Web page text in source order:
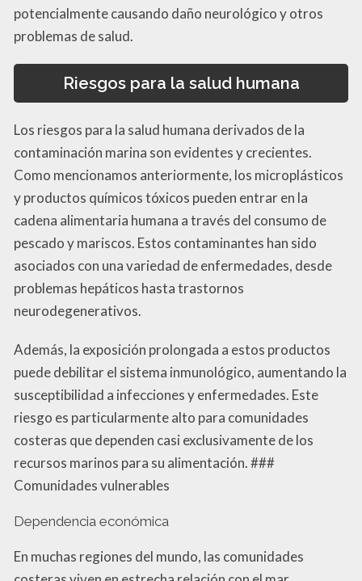
potencialmente causando daño neurológico y otros
problemas de salud.
Riesgos para la salud humana
Los riesgos para la salud humana derivados de la
contaminación marina son evidentes y crecientes.
Como mencionamos anteriormente, los microplásticos
y productos químicos tóxicos pueden entrar en la
cadena alimentaria humana a través del consumo de
pescado y mariscos. Estos contaminantes han sido
asociados con una variedad de enfermedades, desde
problemas hepáticos hasta trastornos
neurodegenerativos.
Además, la exposición prolongada a estos productos
puede debilitar el sistema inmunológico, aumentando la
susceptibilidad a infecciones y enfermedades. Este
riesgo es particularmente alto para comunidades
costeras que dependen casi exclusivamente de los
recursos marinos para su alimentación. ###
Comunidades vulnerables
Dependencia económica
En muchas regiones del mundo, las comunidades